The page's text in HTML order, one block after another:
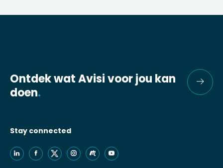
Ontdek wat Avisi voor jou kan
doen.
Stay connected